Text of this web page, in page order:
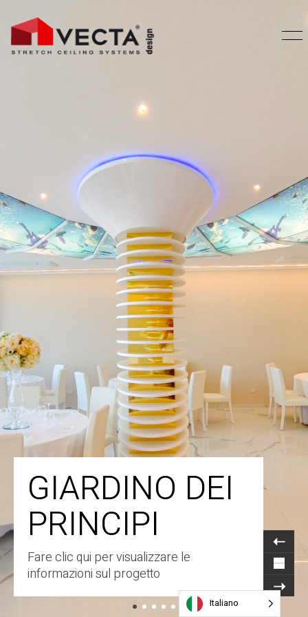
GIARDINO DEI
PRINCIPI
Fare clic qui per visualizzare le
informazioni sul progetto
Italiano